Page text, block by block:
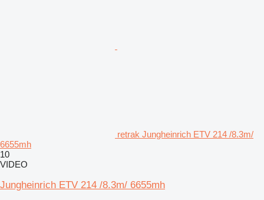
retrak Jungheinrich ETV 214 /8.3m/
6655mh
10
VIDEO
Jungheinrich ETV 214 /8.3m/ 6655mh